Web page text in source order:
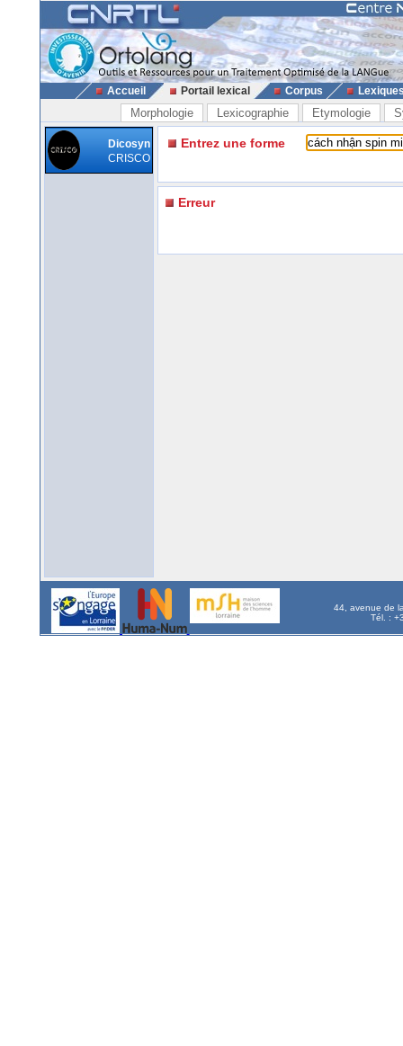
Accueil Portail lexical Corpus
Morphologie Lexicographie Etymologie
Dicosyn
CRISCO
Entrez une forme
Erreur
44, avenue de
Tél. :